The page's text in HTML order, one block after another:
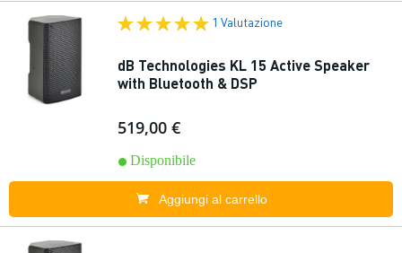
1 Valutazione
dB Technologies KL 15 Active Speaker
with Bluetooth & DSP
519,00 €
Disponibile
Aggiungi al carrello